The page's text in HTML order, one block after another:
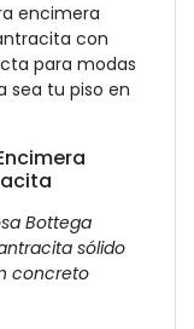
encimera
con
para modas
sea tu piso en
Bottega
sólido
concreto